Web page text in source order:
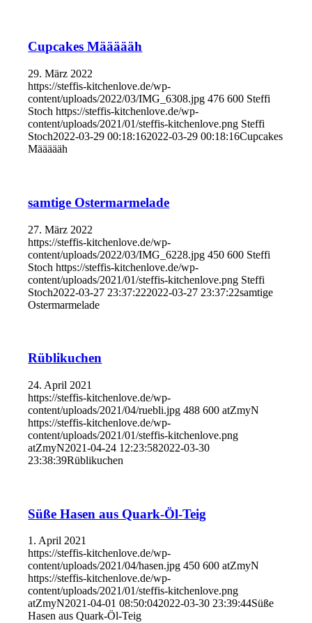
Cupcakes Määäääh
29. März 2022
https://steffis-kitchenlove.de/wp-
content/uploads/2022/03/IMG_6308.jpg 476 600 Steffi
Stoch https://steffis-kitchenlove.de/wp-
content/uploads/2021/01/steffis-kitchenlove.png Steffi
Stoch2022-03-29 00:18:162022-03-29 00:18:16Cupcakes
Määäääh
samtige Ostermarmelade
27. März 2022
https://steffis-kitchenlove.de/wp-
content/uploads/2022/03/IMG_6228.jpg 450 600 Steffi
Stoch https://steffis-kitchenlove.de/wp-
content/uploads/2021/01/steffis-kitchenlove.png Steffi
Stoch2022-03-27 23:37:222022-03-27 23:37:22samtige
Ostermarmelade
Rüblikuchen
24. April 2021
https://steffis-kitchenlove.de/wp-
content/uploads/2021/04/ruebli.jpg 488 600 atZmyN
https://steffis-kitchenlove.de/wp-
content/uploads/2021/01/steffis-kitchenlove.png
atZmyN2021-04-24 12:23:582022-03-30
23:38:39Rüblikuchen
Süße Hasen aus Quark-Öl-Teig
1. April 2021
https://steffis-kitchenlove.de/wp-
content/uploads/2021/04/hasen.jpg 450 600 atZmyN
https://steffis-kitchenlove.de/wp-
content/uploads/2021/01/steffis-kitchenlove.png
atZmyN2021-04-01 08:50:042022-03-30 23:39:44Süße
Hasen aus Quark-Öl-Teig